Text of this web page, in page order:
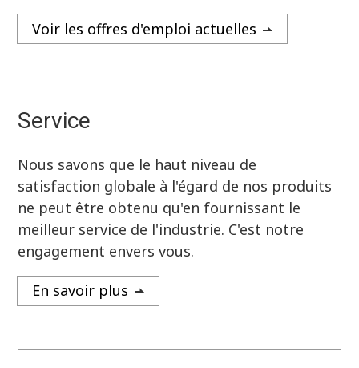
Voir les offres d'emploi actuelles
Service
Nous savons que le haut niveau de
satisfaction globale à l'égard de nos produits
ne peut être obtenu qu'en fournissant le
meilleur service de l'industrie. C'est notre
engagement envers vous.
En savoir plus